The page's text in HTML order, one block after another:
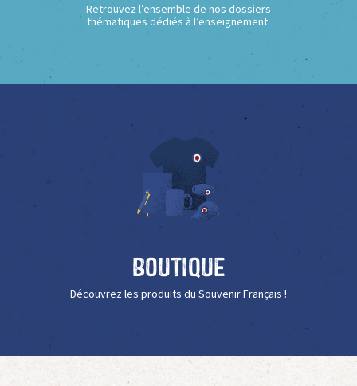
Retrouvez l’ensemble de nos dossiers
thématiques dédiés à l’enseignement.
Boutique
Découvrez les produits du Souvenir Français !